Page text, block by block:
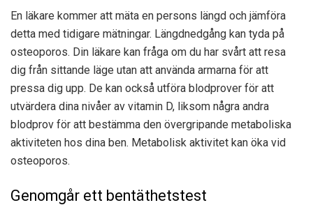
En läkare kommer att mäta en persons längd och jämföra
detta med tidigare mätningar. Längdnedgång kan tyda på
osteoporos. Din läkare kan fråga om du har svårt att resa
dig från sittande läge utan att använda armarna för att
pressa dig upp. De kan också utföra blodprover för att
utvärdera dina nivåer av vitamin D, liksom några andra
blodprov för att bestämma den övergripande metaboliska
aktiviteten hos dina ben. Metabolisk aktivitet kan öka vid
osteoporos.
Genomgår ett bentäthetstest